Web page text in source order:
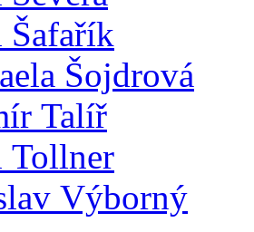
Šafařík
Šojdrová
Talíř
Tollner
Výborný